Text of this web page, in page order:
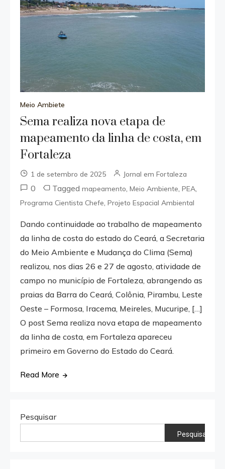
Meio Ambiete
Sema realiza nova etapa de
mapeamento da linha de costa, em
Fortaleza
1 de setembro de 2025 Jornal em Fortaleza
0 Taggedmapeamento ,Meio Ambiente ,PEA
Programa Cientista Chefe ,Projeto Espacial Ambiental
Dando continuidade ao trabalho de mapeamento
da linha de costa do estado do Ceará, a Secretaria
do Meio Ambiente e Mudança do Clima (Sema)
realizou, nos dias 26 e 27 de agosto, atividade de
campo no município de Fortaleza, abrangendo as
praias da Barra do Ceará, Colônia, Pirambu, Leste
Oeste – Formosa, Iracema, Meireles, Mucuripe, […]
O post Sema realiza nova etapa de mapeamento
da linha de costa, em Fortaleza apareceu
primeiro em Governo do Estado do Ceará.
Read More
Pesquisar
Pesquisar